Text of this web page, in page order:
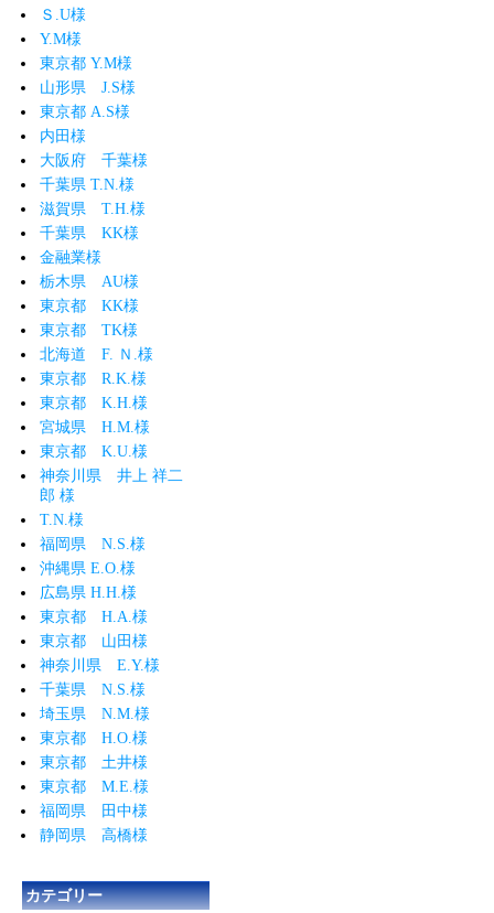
Ｓ.U様
Y.M様
東京都 Y.M様
山形県 J.S様
東京都 A.S様
内田様
大阪府 千葉様
千葉県 T.N.様
滋賀県 T.H.様
千葉県 KK様
金融業様
栃木県 AU様
東京都 KK様
東京都 TK様
北海道 F. Ｎ.様
東京都 R.K.様
東京都 K.H.様
宮城県 H.M.様
東京都 K.U.様
神奈川県 井上 祥二
郎 様
T.N.様
福岡県 N.S.様
沖縄県 E.O.様
広島県 H.H.様
東京都 H.A.様
東京都 山田様
神奈川県 E.Y.様
千葉県 N.S.様
埼玉県 N.M.様
東京都 H.O.様
東京都 土井様
東京都 M.E.様
福岡県 田中様
静岡県 高橋様
カテゴリー